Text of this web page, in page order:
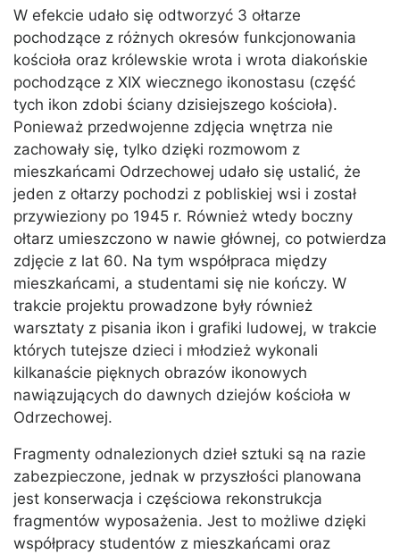
W efekcie udało się odtworzyć 3 ołtarze
pochodzące z różnych okresów funkcjonowania
kościoła oraz królewskie wrota i wrota diakońskie
pochodzące z XIX wiecznego ikonostasu (część
tych ikon zdobi ściany dzisiejszego kościoła).
Ponieważ przedwojenne zdjęcia wnętrza nie
zachowały się, tylko dzięki rozmowom z
mieszkańcami Odrzechowej udało się ustalić, że
jeden z ołtarzy pochodzi z pobliskiej wsi i został
przywieziony po 1945 r. Również wtedy boczny
ołtarz umieszczono w nawie głównej, co potwierdza
zdjęcie z lat 60. Na tym współpraca między
mieszkańcami, a studentami się nie kończy. W
trakcie projektu prowadzone były również
warsztaty z pisania ikon i grafiki ludowej, w trakcie
których tutejsze dzieci i młodzież wykonali
kilkanaście pięknych obrazów ikonowych
nawiązujących do dawnych dziejów kościoła w
Odrzechowej.
Fragmenty odnalezionych dzieł sztuki są na razie
zabezpieczone, jednak w przyszłości planowana
jest konserwacja i częściowa rekonstrukcja
fragmentów wyposażenia. Jest to możliwe dzięki
współpracy studentów z mieszkańcami oraz